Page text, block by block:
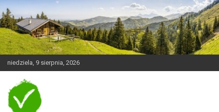
Skip
to
content
niedziela, 9 sierpnia, 2026